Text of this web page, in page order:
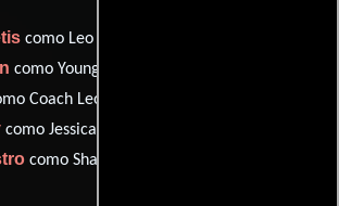
como Leo Leone
como Young Leo
Coach Leone
como Jessica
como Shaw (as Kelly Vint)